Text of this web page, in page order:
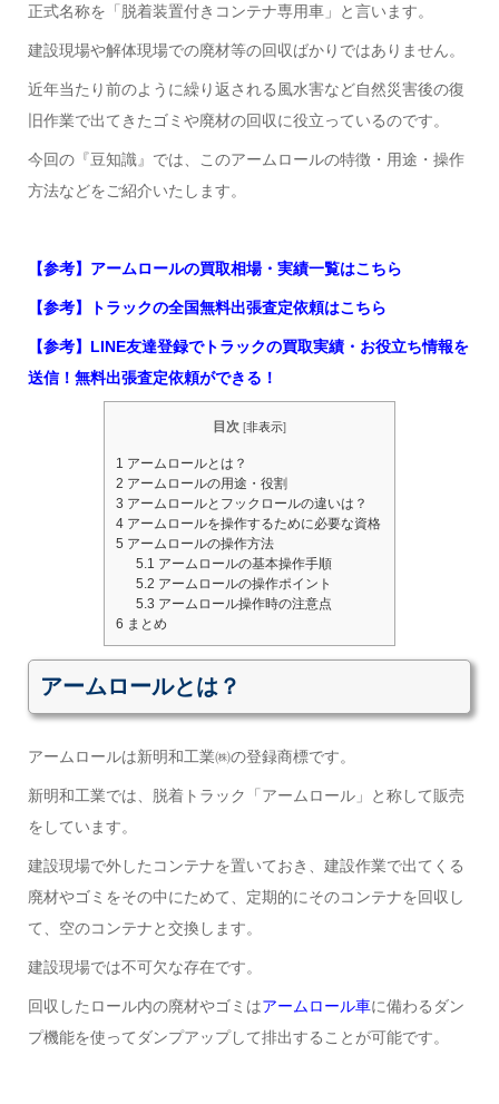
正式名称を「脱着装置付きコンテナ専用車」と言います。
建設現場や解体現場での廃材等の回収ばかりではありません。
近年当たり前のように繰り返される風水害など自然災害後の復
旧作業で出てきたゴミや廃材の回収に役立っているのです。
今回の『豆知識』では、このアームロールの特徴・用途・操作
方法などをご紹介いたします。
【参考】アームロールの買取相場・実績一覧はこちら
【参考】トラックの全国無料出張査定依頼はこちら
【参考】LINE友達登録でトラックの買取実績・お役立ち情報を
送信！無料出張査定依頼ができる！
目次 [非表示]
1 アームロールとは？
2 アームロールの用途・役割
3 アームロールとフックロールの違いは？
4 アームロールを操作するために必要な資格
5 アームロールの操作方法
5.1 アームロールの基本操作手順
5.2 アームロールの操作ポイント
5.3 アームロール操作時の注意点
6 まとめ
アームロールとは？
アームロールは新明和工業㈱の登録商標です。
新明和工業では、脱着トラック「アームロール」と称して販売
をしています。
建設現場で外したコンテナを置いておき、建設作業で出てくる
廃材やゴミをその中にためて、定期的にそのコンテナを回収し
て、空のコンテナと交換します。
建設現場では不可欠な存在です。
回収したロール内の廃材やゴミはアームロール車に備わるダン
プ機能を使ってダンプアップして排出することが可能です。